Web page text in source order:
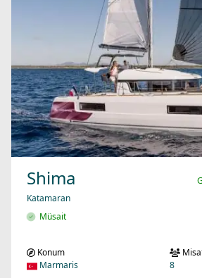
Shima
Katamaran
Müsait
Konum
Marmaris
8